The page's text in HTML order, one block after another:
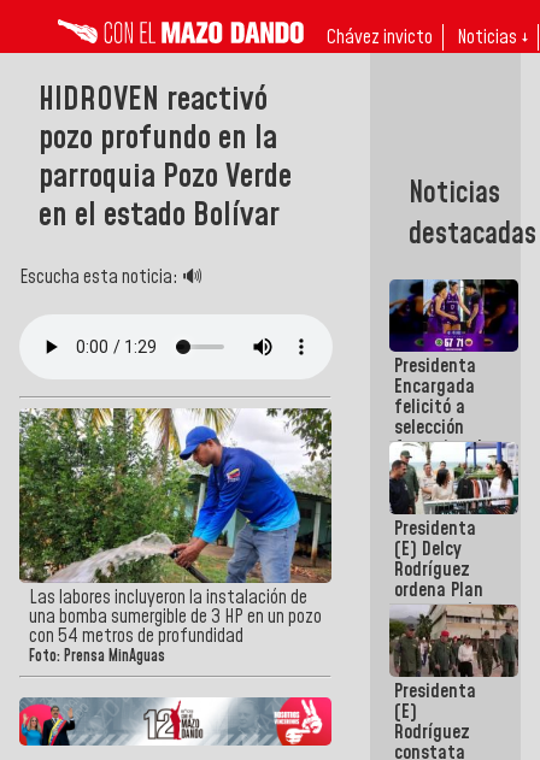
Chávez invicto Noticias ↓
HIDROVEN reactivó
pozo profundo en la
parroquia Pozo Verde
en el estado Bolívar
Escucha esta noticia: 🔊
Las labores incluyeron la instalación de
una bomba sumergible de 3 HP en un pozo
con 54 metros de profundidad
Foto: Prensa MinAguas
Noticias
destacadas
Presidenta
Encargada
felicitó a
selección
femenina de
baloncesto
por su
clasificación
a la
AmeriCup
2027
Presidenta
(E) Delcy
Rodríguez
ordena Plan
maestro de
desarrollo
logístico y
turístico
para La
Guaira
Presidenta
(E)
Rodríguez
constata